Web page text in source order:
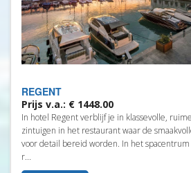
REGENT
Prijs v.a.: € 1448.00
In hotel Regent verblijf je in klassevolle,
zintuigen in het restaurant waar de
voor detail bereid worden. In het
r...